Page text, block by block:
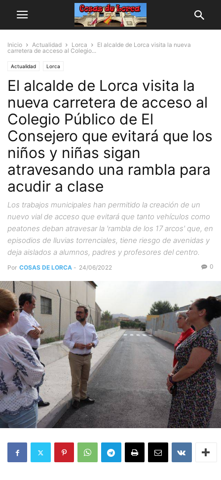
Inicio Actualidad Lorca
El alcalde de Lorca visita la nueva
carretera de acceso al Colegio...
Actualidad Lorca
El alcalde de Lorca visita la
nueva carretera de acceso al
Colegio Público de El
Consejero que evitará que los
niños y niñas sigan
atravesando una rambla para
acudir a clase
Los trabajos municipales han permitido la creación de un
nuevo vial de acceso que evitará que tanto vehículos como
peatones deban atravesar la 'rambla de los 17 arcos' que, en
episodios de lluvias torrenciales, tiene riesgo de avenidas y
deja aislados a alumnos, padres y profesores del centro.
Por COSAS DE LORCA - 24/06/2022 0